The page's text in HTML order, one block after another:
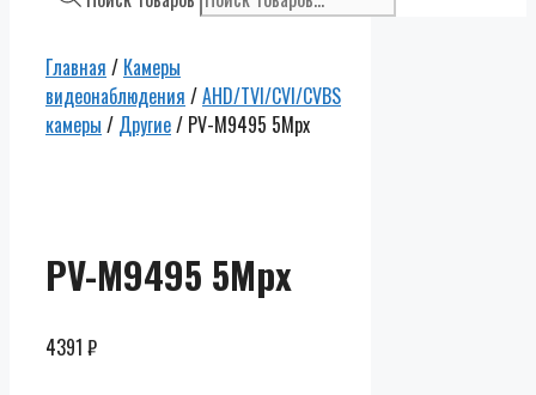
Главная / Камеры
видеонаблюдения /AHD/TVI/CVI/CVBS
камеры / Другие/ PV-M9495 5Mpx
PV-M9495 5Mpx
4391 ₽